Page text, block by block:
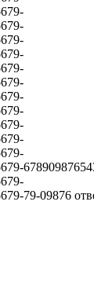
79-09876